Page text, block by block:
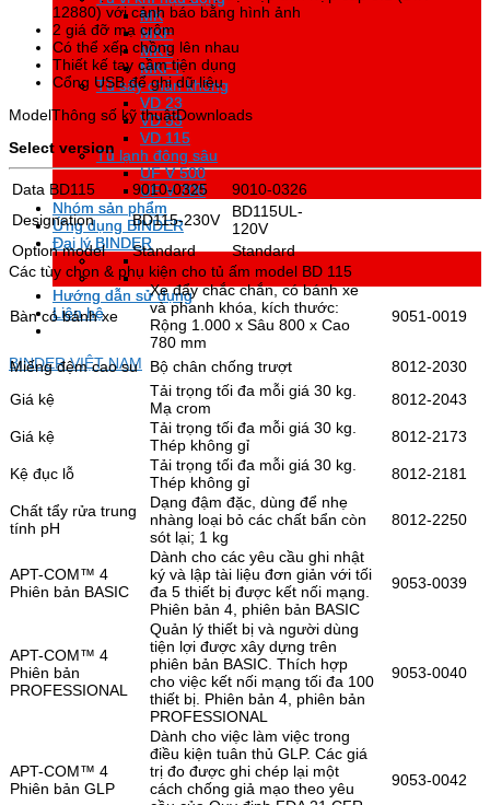
MK
MKF
MKT
MKFT
Tủ sấy chân không
VD 23
VD 53
VD 115
Tủ lạnh đông sâu
UF V 500
UF V 700
Nhóm sản phẩm
Ứng dụng BINDER
Đại lý BINDER
Hướng dẫn sử dụng
Liên hệ
BINDER VIỆT NAM
MK
MKF
MKT
MKFT
Tủ sấy chân không
VD 23
VD 53
VD 115
Tủ lạnh đông sâu
UF V 500
UF V 700
Nhóm sản phẩm
Ứng dụng BINDER
Đại lý BINDER
Hướng dẫn sử dụng
Liên hệ
12880) với cảnh báo bằng hình ảnh
2 giá đỡ mạ crôm
Có thể xếp chồng lên nhau
Thiết kế tay cầm tiện dụng
Cổng USB để ghi dữ liệu
ModelThông số kỹ thuậtDownloads
Select version
Data BD115 9010-0325
9010-0326
Designation
BD115-230V
BD115UL-
120V
Option model
Standard
Standard
Các tùy chọn & phụ kiện cho tủ ấm model BD 115
Bàn có bánh xe
Xe đẩy chắc chắn, có bánh xe
và phanh khóa, kích thước:
Rộng 1.000 x Sâu 800 x Cao
780 mm
9051-0019
Miếng đệm cao su Bộ chân chống trượt
8012-2030
Giá kệ
Tải trọng tối đa mỗi giá 30 kg.
Mạ crom
8012-2043
Giá kệ
Tải trọng tối đa mỗi giá 30 kg.
Thép không gỉ
8012-2173
Kệ đục lỗ
Tải trọng tối đa mỗi giá 30 kg.
Thép không gỉ
8012-2181
Chất tẩy rửa trung
tính pH
Dạng đậm đặc, dùng để nhẹ
nhàng loại bỏ các chất bẩn còn
sót lại; 1 kg
8012-2250
APT-COM™ 4
Phiên bản BASIC
Dành cho các yêu cầu ghi nhật
ký và lập tài liệu đơn giản với tối
đa 5 thiết bị được kết nối mạng.
Phiên bản 4, phiên bản BASIC
9053-0039
APT-COM™ 4
Phiên bản
PROFESSIONAL
Quản lý thiết bị và người dùng
tiện lợi được xây dựng trên
phiên bản BASIC. Thích hợp
cho việc kết nối mạng tối đa 100
thiết bị. Phiên bản 4, phiên bản
PROFESSIONAL
9053-0040
APT-COM™ 4
Phiên bản GLP
Dành cho việc làm việc trong
điều kiện tuân thủ GLP. Các giá
trị đo được ghi chép lại một
cách chống giả mạo theo yêu
9053-0042